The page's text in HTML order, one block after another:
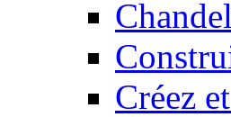
Créez